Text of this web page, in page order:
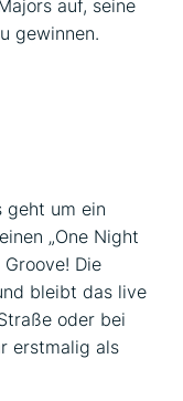
auf, seine
gewinnen.
geht um ein
„One Night
Die
bleibt das live
oder bei
erstmalig als